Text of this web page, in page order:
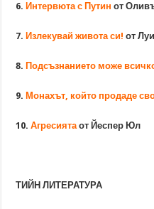
6. Интервюта с Путинот
7. Излекувай живота си! от
8. Подсъзнанието може
9. Монахът, който продаде
10.Агресиятаот Йеспер Юл
ТИЙН ЛИТЕРАТУРА